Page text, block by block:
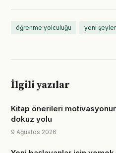
öğrenme yolculuğu yeni
İlgili yazılar
Kitap önerileri
dokuz yolu
9 Ağustos 2026